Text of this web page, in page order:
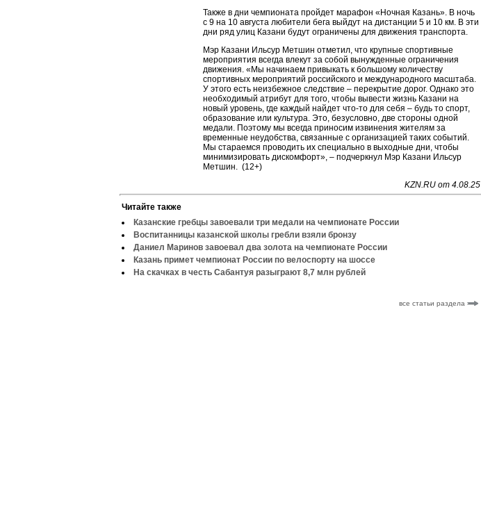
Также в дни чемпионата пройдет марафон «Ночная Казань». В ночь
с 9 на 10 августа любители бега выйдут на дистанции 5 и 10 км. В эти
дни ряд улиц Казани будут ограничены для движения транспорта.
Мэр Казани Ильсур Метшин отметил, что крупные спортивные
мероприятия всегда влекут за собой вынужденные ограничения
движения. «Мы начинаем привыкать к большому количеству
спортивных мероприятий российского и международного масштаба.
У этого есть неизбежное следствие – перекрытие дорог. Однако это
необходимый атрибут для того, чтобы вывести жизнь Казани на
новый уровень, где каждый найдет что-то для себя – будь то спорт,
образование или культура. Это, безусловно, две стороны одной
медали. Поэтому мы всегда приносим извинения жителям за
временные неудобства, связанные с организацией таких событий.
Мы стараемся проводить их специально в выходные дни, чтобы
минимизировать дискомфорт», – подчеркнул Мэр Казани Ильсур
Метшин. (12+)
KZN.RU от 4.08.25
Читайте также
Казанские гребцы завоевали три медали на чемпионате России
Воспитанницы казанской школы гребли взяли бронзу
Даниел Маринов завоевал два золота на чемпионате России
Казань примет чемпионат России по велоспорту на шоссе
На скачках в честь Сабантуя разыграют 8,7 млн рублей
все статьи раздела